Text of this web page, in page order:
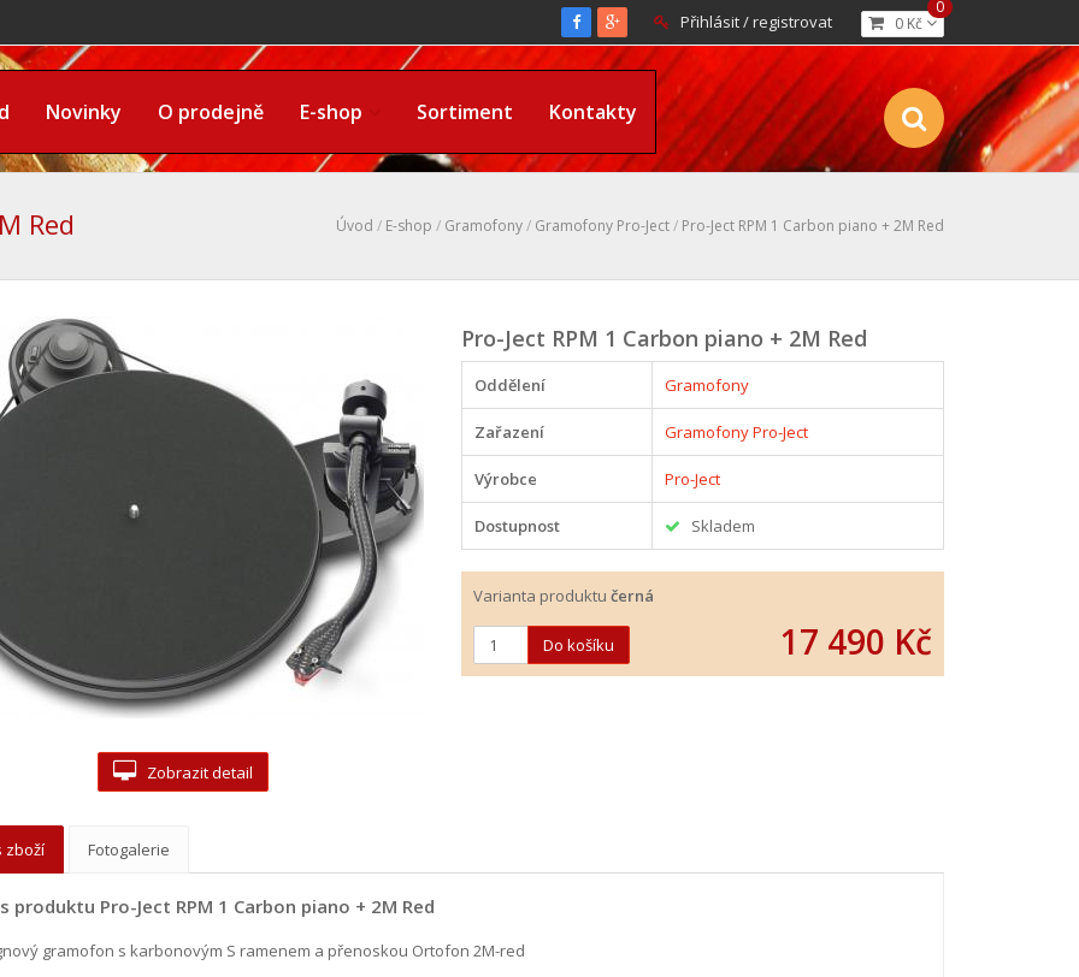
0 Kč
0
Přihlásit / registrovat
Novinky O prodejně E-shop Sortiment Kontakty
Red Úvod / E-shop / Gramofony/ Gramofony Pro-Ject/ Pro-Ject RPM 1 Carbon piano + 2M Red
Zobrazit detail
Pro-Ject RPM 1 Carbon piano + 2M Red
Oddělení Gramofony
Zařazení Gramofony Pro-Ject
Výrobce Pro-Ject
Dostupnost Skladem
Varianta produktu černá
17 490 Kč
zboží Fotogalerie
produktu Pro-Ject RPM 1 Carbon piano + 2M Red
gramofon s karbonovým S ramenem a přenoskou Ortofon 2M-red